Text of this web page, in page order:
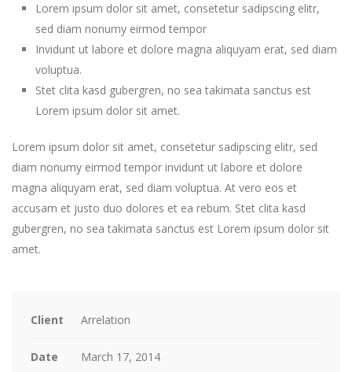
Lorem ipsum dolor sit amet, consetetur sadipscing elitr,
sed diam nonumy eirmod tempor
Invidunt ut labore et dolore magna aliquyam erat, sed diam
voluptua.
Stet clita kasd gubergren, no sea takimata sanctus est
Lorem ipsum dolor sit amet.
Lorem ipsum dolor sit amet, consetetur sadipscing elitr, sed
diam nonumy eirmod tempor invidunt ut labore et dolore
magna aliquyam erat, sed diam voluptua. At vero eos et
accusam et justo duo dolores et ea rebum. Stet clita kasd
gubergren, no sea takimata sanctus est Lorem ipsum dolor sit
amet.
Client Arrelation
Date March 17, 2014